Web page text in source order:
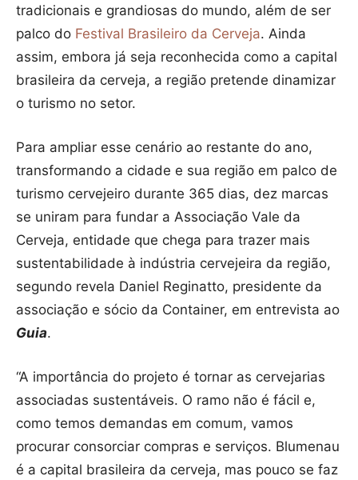
tradicionais e grandiosas do mundo, além de ser
palco do Festival Brasileiro da Cerveja. Ainda
assim, embora já seja reconhecida como a capital
brasileira da cerveja, a região pretende dinamizar
o turismo no setor.
Para ampliar esse cenário ao restante do ano,
transformando a cidade e sua região em palco de
turismo cervejeiro durante 365 dias, dez marcas
se uniram para fundar a Associação Vale da
Cerveja, entidade que chega para trazer mais
sustentabilidade à indústria cervejeira da região,
segundo revela Daniel Reginatto, presidente da
associação e sócio da Container, em entrevista ao
Guia.
“A importância do projeto é tornar as cervejarias
associadas sustentáveis. O ramo não é fácil e,
como temos demandas em comum, vamos
procurar consorciar compras e serviços. Blumenau
é a capital brasileira da cerveja, mas pouco se faz